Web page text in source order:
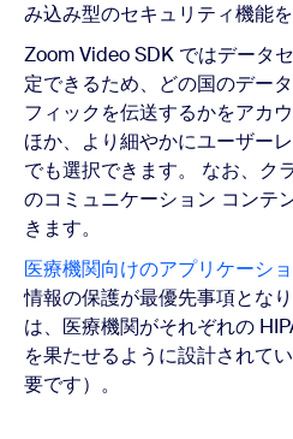
み込み型のセキュリティ機能を
Zoom Video SDK ではデータ
定できるため、どの国のデー
フィックを伝送するかをアカ
ほか、より細やかにユーザー
でも選択できます。 なお、ク
のコミュニケーション コンテ
きます。
医療機関向けのアプリケーシ
情報の保護が最優先事項とな
は、医療機関がそれぞれの
を果たせるように設計されて
要です）。